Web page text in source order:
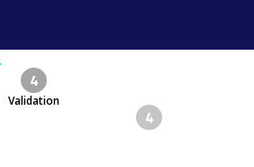
4
Validation
4